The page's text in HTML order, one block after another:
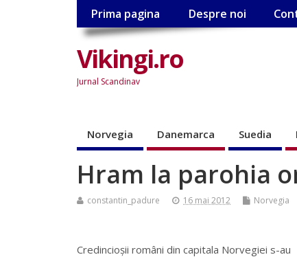
Prima pagina Despre noi
Vikingi.ro
Jurnal Scandinav
Norvegia Danemarca Suedia
Hram la parohia
constantin_padure 16 mai 2012 Norvegia
Credincioşii români din capitala Norvegiei s-au